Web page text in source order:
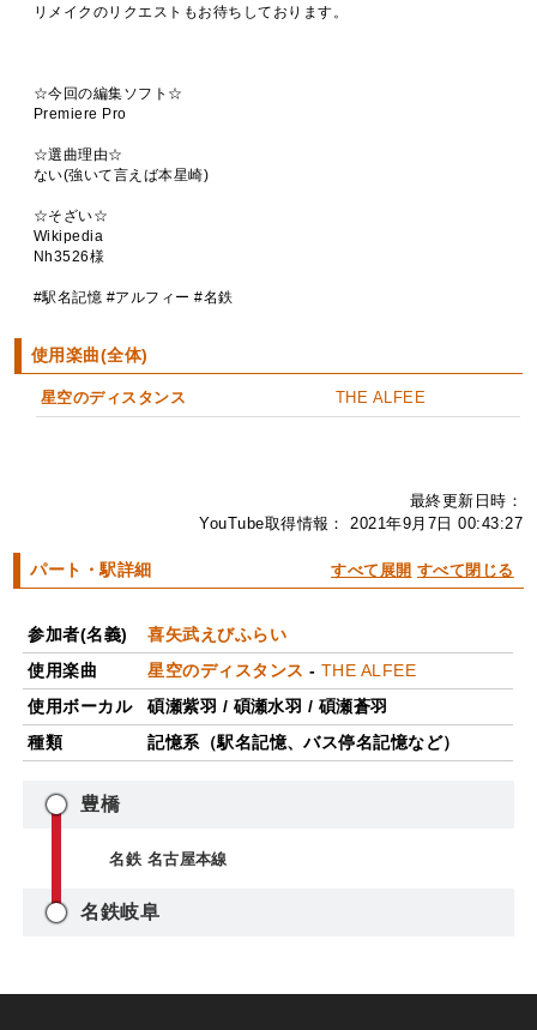
リメイクのリクエストもお待ちしております。
☆今回の編集ソフト☆
Premiere Pro
☆選曲理由☆
ない(強いて言えば本星崎)
☆そざい☆
Wikipedia
Nh3526様
#駅名記憶 #アルフィー #名鉄
使用楽曲(全体)
星空のディスタンス THE ALFEE
最終更新日時：
YouTube取得情報： 2021年9月7日 00:43:27
パート・駅詳細 すべて展開 すべて閉じる
参加者(名義)
喜矢武えびふらい
使用楽曲
星空のディスタンス - THE ALFEE
使用ボーカル
碩瀬紫羽 / 碩瀬水羽 / 碩瀬蒼羽
種類
記憶系（駅名記憶、バス停名記憶など）
豊橋
名鉄 名古屋本線
名鉄岐阜